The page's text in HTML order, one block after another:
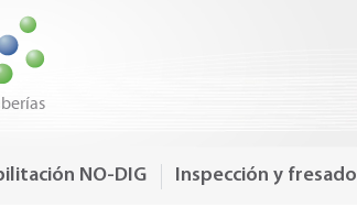
NO-DIG Inspección y fresado